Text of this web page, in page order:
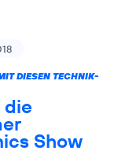
DIESEN TECHNIK-
die
Show